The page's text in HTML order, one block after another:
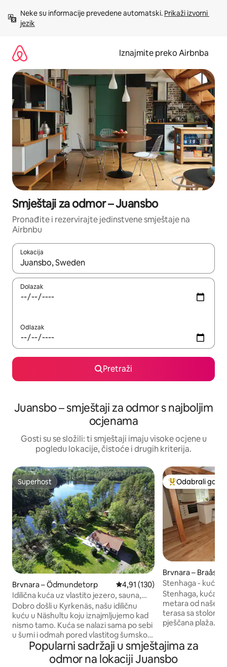
sadržaj
Neke su informacije prevedene automatski. Prikaži izvorni
jezik
Iznajmite preko Airbnba
Smještaji za odmor – Juansbo
Pronađite i rezervirajte jedinstvene smještaje na
Airbnbu
Lokacija
Kada budu dostupni rezultati, moći ćete ih pregledati
Dolazak
Odlazak
Pretraži
Juansbo – smještaji za odmor s najboljim
ocjenama
Gosti su se složili: ti smještaji imaju visoke ocjene u
pogledu lokacije, čistoće i drugih kriterija.
Superhost
Superhost
Brvnara – Ödmundetorp Prosječna ocjena: 4,91/5,
4,91 (130)
Idilična kuća uz vlastito jezero, sauna,
čamac, ribolov, skijanje
Dobro došli u Kyrkenäs, našu idiličnu
kuću u Näshultu koju iznajmljujemo kad
nismo tamo. Kuća se nalazi sama po sebi
u šumi i odmah pored vlastitog šumskog
jezera s pristaništem, saunom i brodom.
Popularna pješčana plaža udaljena samo
Među najviše
Odabrali gosti
Brvnara – Braås
Stenhaga - kuća
Stenhaga, kuća s
metara od našeg jezera.
terasa sa stolom i
pješčana plaža.
Smedstugana,
iznajmljujemo
je uključen. Losos
Popularni sadržaji u smještajima za
odmor na lokaciji Juansbo